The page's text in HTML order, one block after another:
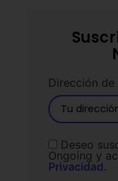
Dirección
Deseo
Ongoing y
Privacidad.